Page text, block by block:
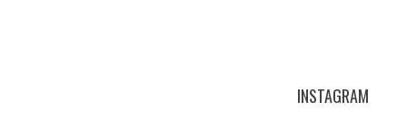
INSTAGRAM